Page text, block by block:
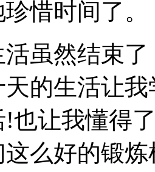
惜时间了。
虽然结束
天的生活让
也让我懂得
么好的锻